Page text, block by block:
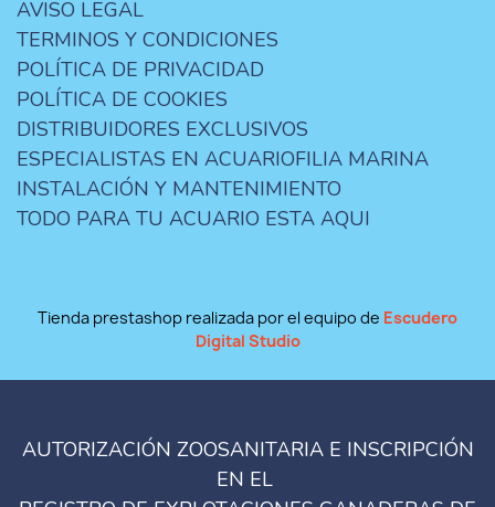
AVISO LEGAL
TERMINOS Y CONDICIONES
POLÍTICA DE PRIVACIDAD
POLÍTICA DE COOKIES
DISTRIBUIDORES EXCLUSIVOS
ESPECIALISTAS EN ACUARIOFILIA MARINA
INSTALACIÓN Y MANTENIMIENTO
TODO PARA TU ACUARIO ESTA AQUI
Tienda prestashop realizada por el equipo de Escudero
Digital Studio
AUTORIZACIÓN ZOOSANITARIA E INSCRIPCIÓN
EN EL